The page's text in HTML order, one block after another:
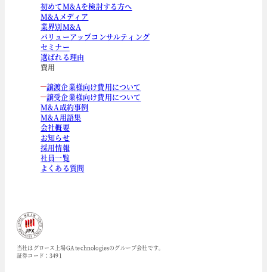
初めてM&Aを検討する方へ
M&Aメディア
業界別M&A
バリューアップコンサルティング
セミナー
選ばれる理由
費用
譲渡企業様向け費用について
譲受企業様向け費用について
M&A成約事例
M&A用語集
会社概要
お知らせ
採用情報
社員一覧
よくある質問
当社はグロース上場GA technologiesのグループ会社です。
証券コード：3491